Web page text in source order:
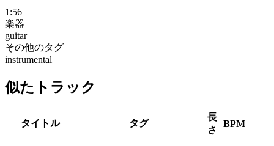
1:56
楽器
guitar
その他のタグ
instrumental
似たトラック
タイトル タグ
長
さ
BPM